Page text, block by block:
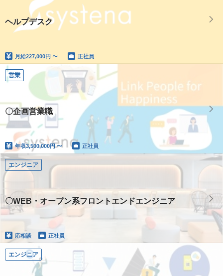
ヘルプデスク
月給227,000円 〜 正社員
営業
〇企画営業職
年収3,500,000円 〜 正社員
エンジニア
〇WEB・オープン系フロントエンドエンジニア
応相談 正社員
エンジニア